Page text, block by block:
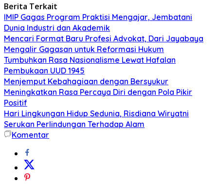
Berita Terkait
IMIP Gagas Program Praktisi Mengajar, Jembatani
Dunia Industri dan Akademik
Mencari Format Baru Profesi Advokat, Dari Jayabaya
Mengalir Gagasan untuk Reformasi Hukum
Tumbuhkan Rasa Nasionalisme Lewat Hafalan
Pembukaan UUD 1945
Menjemput Kebahagiaan dengan Bersyukur
Meningkatkan Rasa Percaya Diri dengan Pola Pikir
Positif
Hari Lingkungan Hidup Sedunia, Risdiana Wiryatni
Serukan Perlindungan Terhadap Alam
Komentar